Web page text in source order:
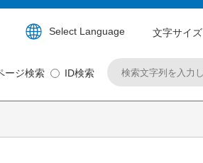
Select Language 文字サイズ
ージ検索 ID検索